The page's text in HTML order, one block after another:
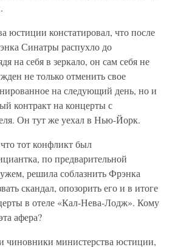
юстиции констатировал, что после
Синатры распухло до
на себя в зеркало, он сам себя не
не только отменить свое
на следующий день, но и
контракт на концерты с
Он тут же уехал в Нью-Йорк.
тот конфликт был
по предварительной
решила соблазнить Фрэнка
скандал, опозорить его и в итоге
в отеле «Кал-Нева-Лодж». Кому
афера?
чиновники министерства юстиции,